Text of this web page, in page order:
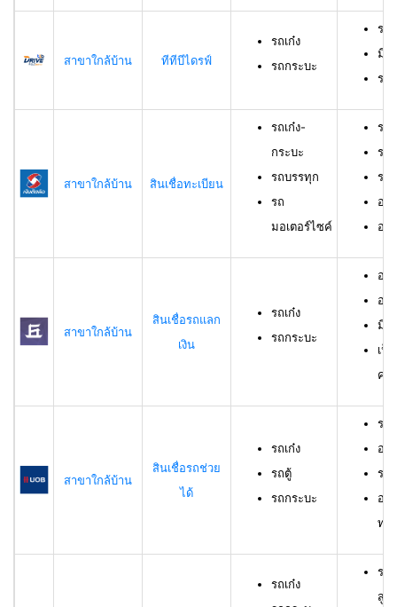
สาขาใกล้บ้าน ทีทีบีไดรฟ์
รถเก๋ง
รถกระบะ
รถ
มีอ
รา
สาขาใกล้บ้าน สินเชื่อทะเบียน
รถเก๋ง-
กระบะ
รถบรรทุก
รถ
มอเตอร์ไซค์
รถ
รถ
รถ
อา
อา
สาขาใกล้บ้าน
สินเชื่อรถแลก
เงิน
รถเก๋ง
รถกระบะ
อา
อา
มีร
เป็
คร
สาขาใกล้บ้าน
สินเชื่อรถช่วย
ได้
รถเก๋ง
รถตู้
รถกระบะ
รถ
อา
รา
อา
ทด
รถเก๋ง
รถ
สูง